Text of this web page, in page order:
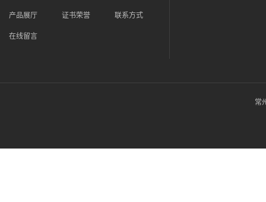
产品展厅 证书荣誉 联系方式
在线留言
常